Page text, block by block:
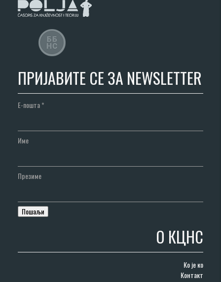
ПРИЈАВИТЕ СЕ ЗА NEWSLETTER
Е-пошта*
Име
Презиме
О КЦНС
Ко је ко
Контакт